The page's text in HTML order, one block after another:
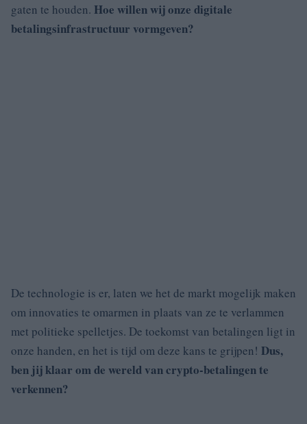
gaten te houden. Hoe willen wij onze digitale
betalingsinfrastructuur vormgeven?
De technologie is er, laten we het de markt mogelijk maken
om innovaties te omarmen in plaats van ze te verlammen
met politieke spelletjes. De toekomst van betalingen ligt in
onze handen, en het is tijd om deze kans te grijpen! Dus,
ben jij klaar om de wereld van crypto-betalingen te
verkennen?